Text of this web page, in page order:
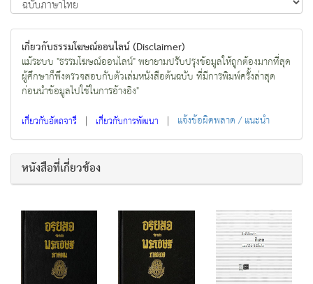
เกี่ยวกับธรรมโฆษณ์ออนไลน์ (Disclaimer)
แม้ระบบ "ธรรมโฆษณ์ออนไลน์" พยายามปรับปรุงข้อมูลให้ถูกต้องมากที่สุด
ผู้ศึกษาก็พึงตรวจสอบกับตัวเล่มหนังสือต้นฉบับ ที่มีการพิมพ์ครั้งล่าสุด
ก่อนนำข้อมูลไปใช้ในการอ้างอิง"
เกี่ยวกับอัตถจารี | เกี่ยวกับการพัฒนา | แจ้งข้อผิดพลาด / แนะนำ
หนังสือที่เกี่ยวข้อง